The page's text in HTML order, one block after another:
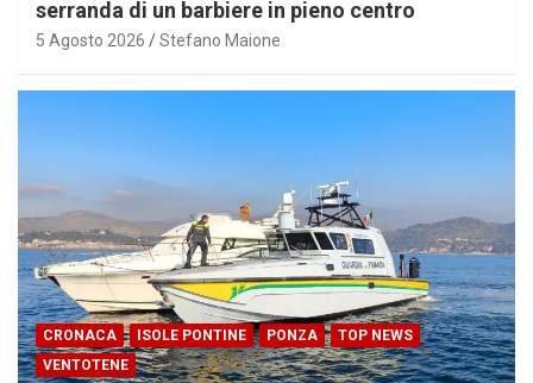
serranda di un barbiere in pieno centro
5 Agosto 2026 Stefano Maione
CRONACA ISOLE PONTINE PONZA
TOP NEWS
VENTOTENE